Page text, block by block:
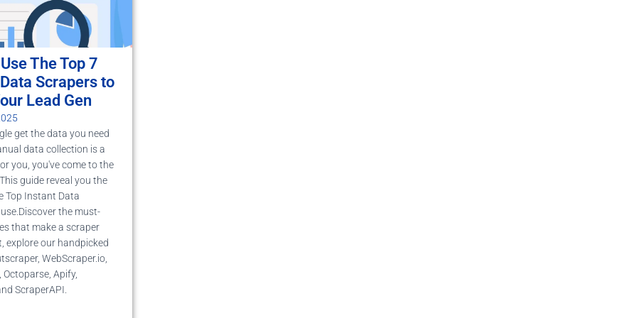
The Top 7
Scrapers to
Lead Gen
get the data you need
data collection is a
you, you've come to the
guide reveal you the
Top Instant Data
the must-
that make a scraper
explore our handpicked
WebScraper.io,
Apify,
ScraperAPI.